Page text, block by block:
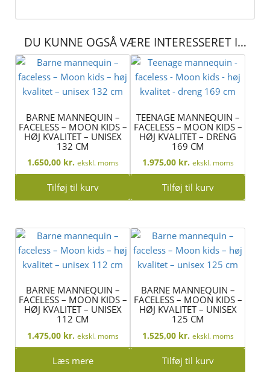
DU KUNNE OGSÅ VÆRE INTERESSERET I…
BARNE MANNEQUIN –
FACELESS – MOON KIDS –
HØJ KVALITET – UNISEX
132 CM
1.650,00 kr. ekskl. moms
Tilføj til kurv
TEENAGE MANNEQUIN –
FACELESS – MOON KIDS –
HØJ KVALITET – DRENG
169 CM
1.975,00 kr. ekskl. moms
Tilføj til kurv
BARNE MANNEQUIN –
FACELESS – MOON KIDS –
HØJ KVALITET – UNISEX
112 CM
1.475,00 kr. ekskl. moms
Læs mere
BARNE MANNEQUIN –
FACELESS – MOON KIDS –
HØJ KVALITET – UNISEX
125 CM
1.525,00 kr. ekskl. moms
Tilføj til kurv